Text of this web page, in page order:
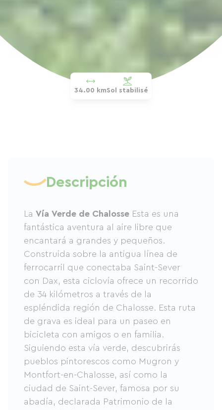
34.00 kmSol stabilisé
Descripción
La Vía Verde de Chalosse Esta es una
fantástica aventura al aire libre que
encantará a grandes y pequeños.
Construida sobre la antigua línea de
ferrocarril que conectaba Saint-Sever
con Dax, esta ciclovía ofrece un recorrido
de 34 kilómetros a través de la
espléndida región de Chalosse. Esta ruta
de grava es ideal para un paseo en
bicicleta con amigos o en familia.
Siguiendo esta vía verde, descubrirás
pueblos pintorescos como Mugron y
Montfort-en-Chalosse, así como la
ciudad de Saint-Sever, famosa por su
abadía, declarada Patrimonio de la